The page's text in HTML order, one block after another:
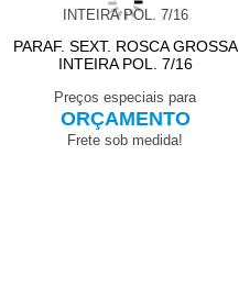
PARAF. SEXT. ROSCA GROSSA
INTEIRA POL. 7/16
Preços especiais para
ORÇAMENTO
Frete sob medida!